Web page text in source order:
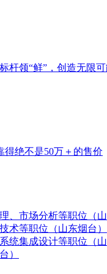
杆领“鲜”，创造无限
得绝不是50万＋的售价
、市场分析等职位（山
术等职位（山东烟台）
统集成设计等职位（山
）